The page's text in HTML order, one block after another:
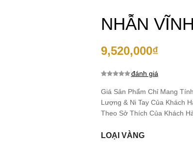
NHẪN
9,520,000₫
dựa trên
đánh giá
đánh giá
Giá Sản Phẩm Chỉ Mang
Lượng & Ni Tay Của Khách
Theo Sở Thích Của Khách
LOẠI VÀNG